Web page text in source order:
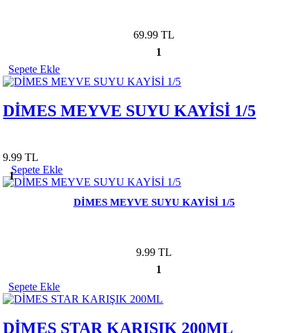
69.99 TL
1
Sepete Ekle
DİMES MEYVE SUYU KAYİSİ 1/5
9.99 TL
1
Sepete Ekle
DİMES MEYVE SUYU KAYİSİ 1/5
9.99 TL
1
Sepete Ekle
DİMES STAR KARIŞIK 200ML